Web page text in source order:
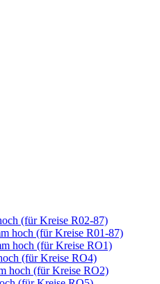
(für Kreise R02-87)
hoch (für Kreise R01-87)
hoch (für Kreise RO1)
(für Kreise RO4)
hoch (für Kreise RO2)